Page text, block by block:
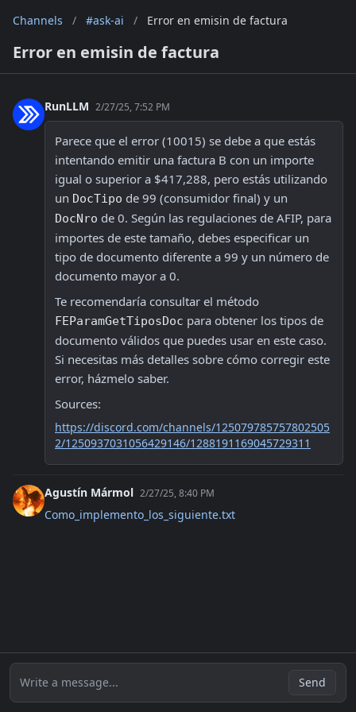
Channels / #ask-ai / Error en emisin de factura
Error en emisin de factura
RunLLM 2/27/25, 7:52 PM
Parece que el error (10015) se debe a que estás
intentando emitir una factura B con un importe
igual o superior a $417,288, pero estás utilizando
un DocTipo
DocNro de 0. Según las regulaciones de AFIP, para
importes de este tamaño, debes especificar un
tipo de documento diferente a 99 y un número de
documento mayor a 0.
FEParamGetTiposDoc para obtener los tipos de
documento válidos que puedes usar en este caso.
Si necesitas más detalles sobre cómo corregir este
error, házmelo saber.
Sources:
https://discord.com/channels/125079785757802505
2/1250937031056429146/1288191169045729311
Agustín Mármol 2/27/25, 8:40 PM
Como_implemento_los_siguiente.txt
Write a message... Send